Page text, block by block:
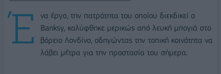
Έ
να έργο, την πατρότητα του οποίου διεκδικεί ο
Banksy, καλύφθηκε μερικώς από λευκή μπογιά στο
βόρειο Λονδίνο, οδηγώντας την τοπική κοινότητα να
λάβει μέτρα για την προστασία του σήμερα.